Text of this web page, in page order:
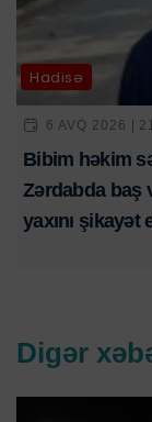
Hadisə
6 AVQ 2026 |
Bibim həkim
Zərdabda baş
yaxını şikayət
Digər